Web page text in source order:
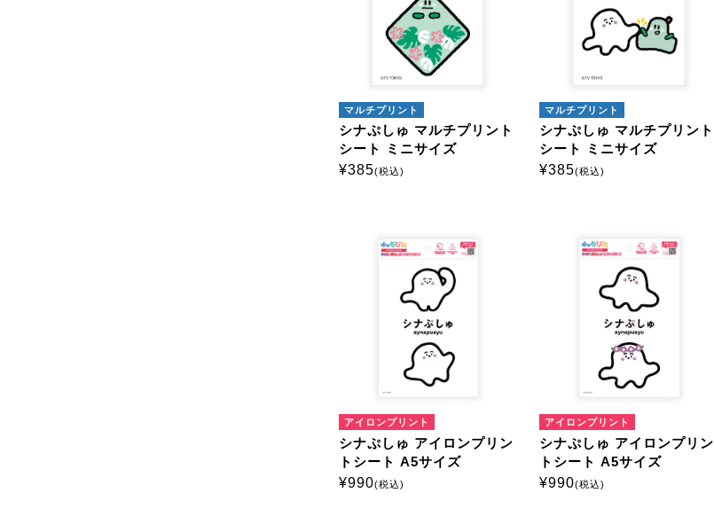
マルチプリント
シナぷしゅ マルチプリント
シート ミニサイズ
¥385(税込)
マルチプリント
シナぷしゅ マルチプリント
シート ミニサイズ
¥385(税込)
アイロンプリント
シナぷしゅ アイロンプリン
トシート A5サイズ
¥990(税込)
アイロンプリント
シナぷしゅ アイロンプリン
トシート A5サイズ
¥990(税込)